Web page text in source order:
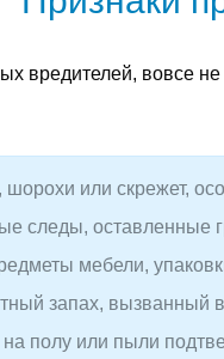
вредителей, вовсе
или скрежет,
следы, оставленные
мебели,
запах, вызванный
полу или пыли